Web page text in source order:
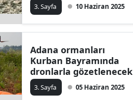
3. Sayfa 10 Haziran 2025
Adana ormanları
Kurban Bayramında
dronlarla gözetlenecek
3. Sayfa 05 Haziran 2025